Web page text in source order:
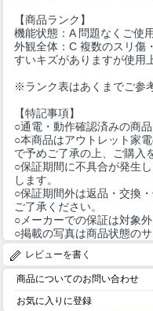
【商品ランク】
機能状態：A 問題なくご使
外観全体：C 複数のスリ傷
すいキズがありますが使用
※ランク表はあくまでご参
【特記事項】
○通電・動作確認済みの商品
○本商品はアウトレット家
で予めご了承の上、ご購入
○保証期間に不具合が発生
します。
○保証期間外は返品・交換
ご了承ください。
○メーカーでの保証は対象外
○掲載の写真は商品状態の
レビューを書く
商品についてのお問い合わせ
お気に入りに登録